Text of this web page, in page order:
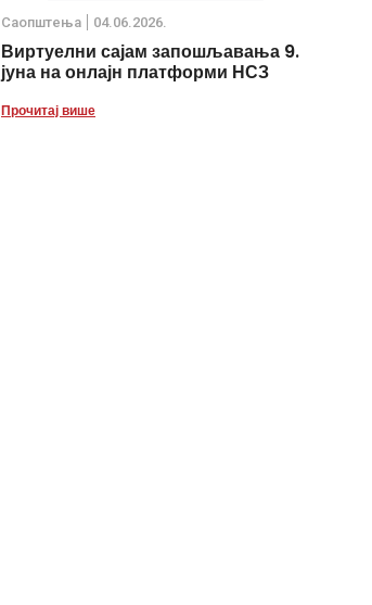
Саопштења 04.06.2026.
Виртуелни сајам запошљавања 9.
јуна на онлајн платформи НСЗ
Прочитај више